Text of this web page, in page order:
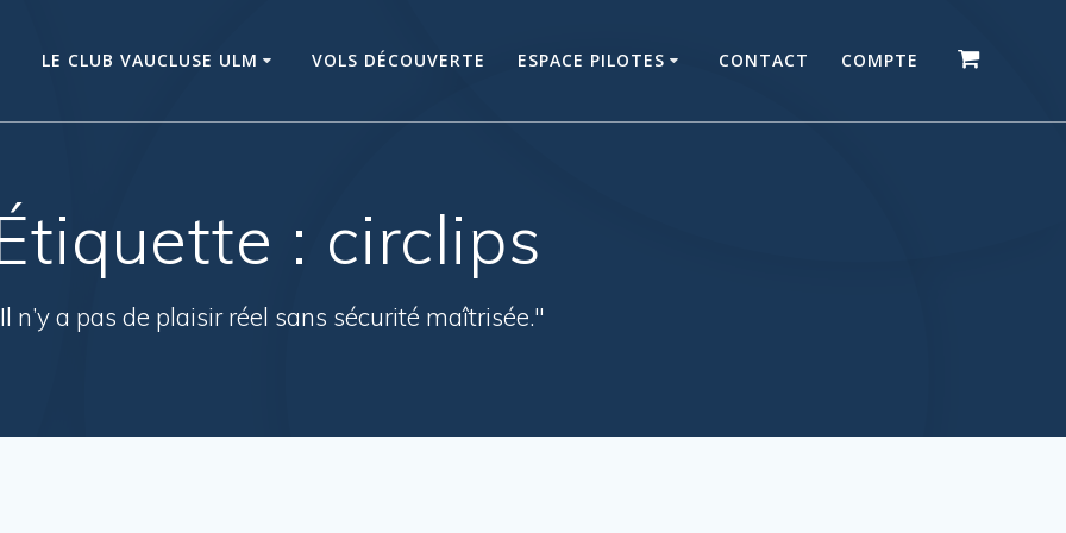
LE CLUB VAUCLUSE ULM VOLS DÉCOUVERTE ESPACE PILOTES CONTACT COMPTE
: circlips
n’y a pas de plaisir réel sans sécurité maîtrisée."